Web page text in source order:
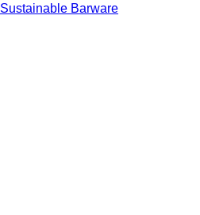
Sustainable Barware